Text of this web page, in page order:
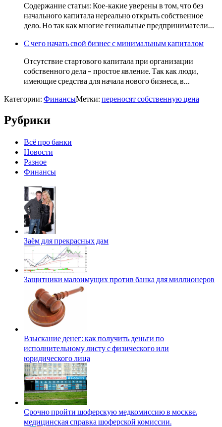
Содержание статьи: Кое-какие уверены в том, что без
начального капитала нереально открыть собственное
дело. Но так как многие гениальные предприниматели…
С чего начать свой бизнес с минимальным капиталом
Отсутствие стартового капитала при организации
собственного дела – простое явление. Так как люди,
имеющие средства для начала нового бизнеса, в…
Категории: ФинансыМетки: переносят собственную цена
Рубрики
Всё про банки
Новости
Разное
Финансы
Заём для прекрасных дам
Защитники малоимущих против банка для миллионеров
Взыскание денег: как получить деньги по
исполнительному листу с физического или
юридического лица
Срочно пройти шоферскую медкомиссию в москве.
медицинская справка шоферской комиссии.